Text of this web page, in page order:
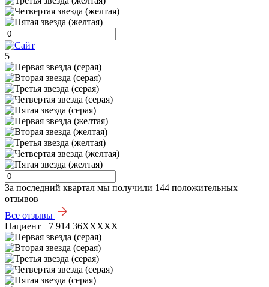
5
За последний квартал мы получили 144 положительных
отзывов
Все отзывы
Пациент +7 914 36XXXXX